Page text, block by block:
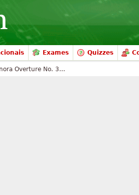
Exames Quizzes
Overture No. 3...